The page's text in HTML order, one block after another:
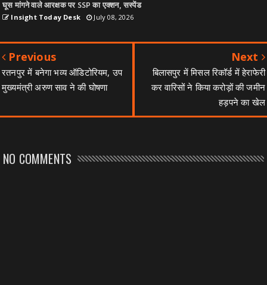
घूस मांगने वाले आरक्षक पर SSP का एक्शन, सस्पेंड
Insight Today Desk July 08, 2026
Previous
रतनपुर में बनेगा भव्य ऑडिटोरियम, उप
मुख्यमंत्री अरुण साव ने की घोषणा
Next
बिलासपुर में मिसल रिकॉर्ड में हेराफेरी
कर वारिसों ने किया करोड़ों की जमीन
हड़पने का खेल
NO COMMENTS